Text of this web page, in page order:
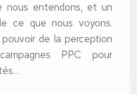
nous entendons, et un
ce que nous voyons.
de la perception
PPC pour